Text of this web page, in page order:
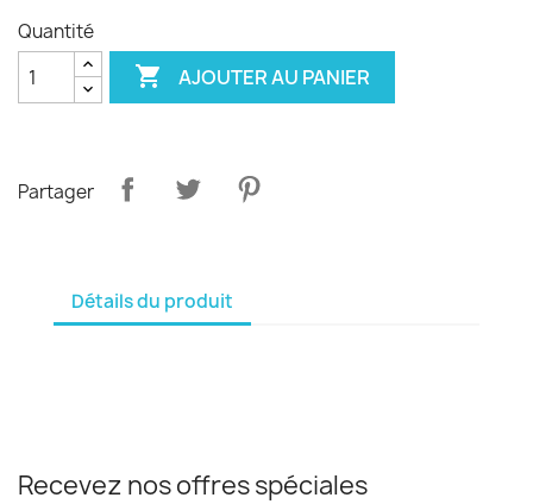
Quantité
 AJOUTER AU PANIER
Partager
Détails du produit
Recevez nos offres spéciales